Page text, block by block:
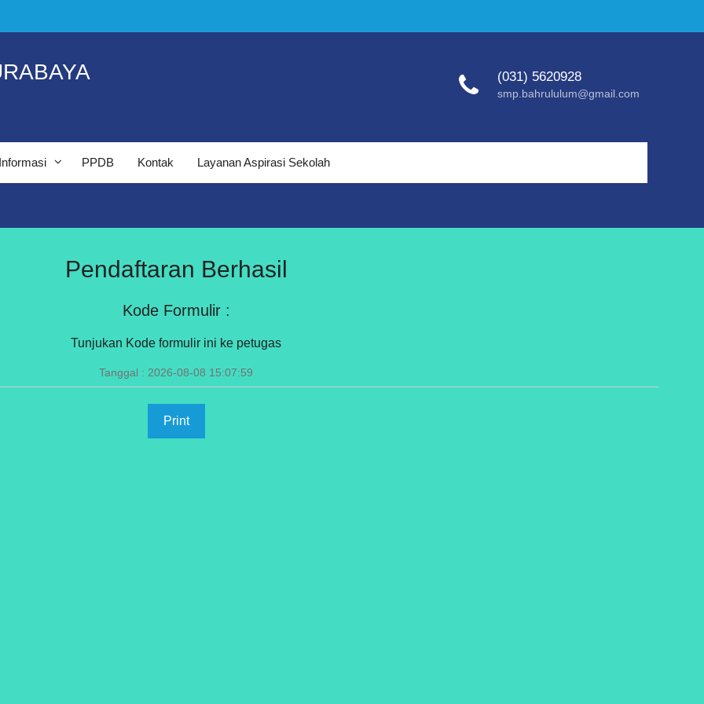
(031) 5620928
smp.bahrululum@gmail.com
Informasi PPDB Kontak Layanan Aspirasi Sekolah
Pendaftaran Berhasil
Kode Formulir :
Tunjukan Kode formulir ini ke petugas
Tanggal : 2026-08-08 15:07:59
Print